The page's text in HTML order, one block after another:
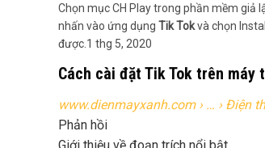
Chọn mục CH Play trong phần mềm giả
nhấn vào ứng dụng Tik Tokvà chọn
được. 1 thg 5, 2020
Cách cài đặt Tik Tok trên
www.dienmayxanh.com› … › Điện
Phản hồi
Giới thiệu về đoạn trích nổi bật